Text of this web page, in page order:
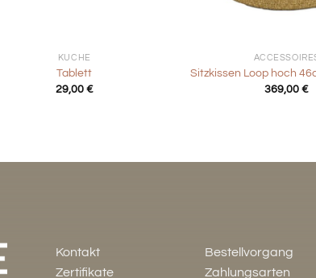
KÜCHE
Tablett
29,00 €
Sitzkissen Loop hoch
369,00€
Kontakt
Zertifikate
Bestellvorgang
Zahlungsarten